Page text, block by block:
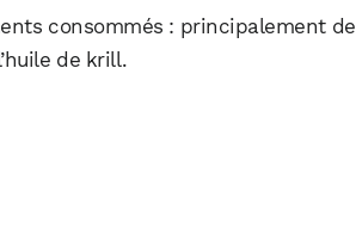
consommés : principalement de
de krill.